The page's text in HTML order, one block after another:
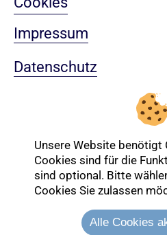
Impressum
Datenschutz
Nach oben
Login-Bereich
Unsere Website benötigt
Cookies sind für die
sind optional. Bitte
Cookies Sie zulassen
Alle Cookies